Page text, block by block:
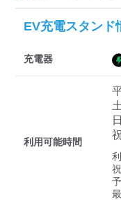
認証システム
EV充電エネチ
三菱ディーラー
トヨタディーラ
EV充電スタンド
充電器
利用可能時間